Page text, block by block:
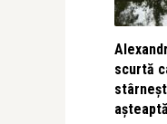
scurtă